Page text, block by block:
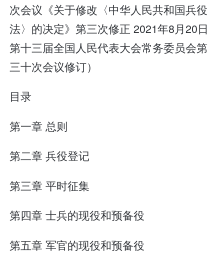
次会议《关于修改〈中华人民共和国兵役
法〉的决定》第三次修正 2021年8月20日
第十三届全国人民代表大会常务委员会第
三十次会议修订）
目录
第一章 总则
第二章 兵役登记
第三章 平时征集
第四章 士兵的现役和预备役
第五章 军官的现役和预备役